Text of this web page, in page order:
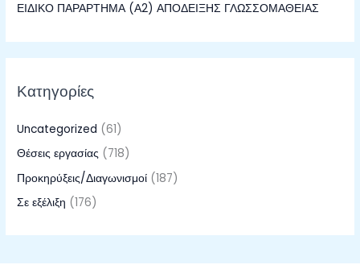
ΕΙΔΙΚΟ ΠΑΡΑΡΤΗΜΑ (Α2) ΑΠΟΔΕΙΞΗΣ ΓΛΩΣΣΟΜΑΘΕΙΑΣ
Κατηγορίες
Uncategorized (61)
Θέσεις εργασίας (718)
Προκηρύξεις/Διαγωνισμοί (187)
Σε εξέλιξη (176)